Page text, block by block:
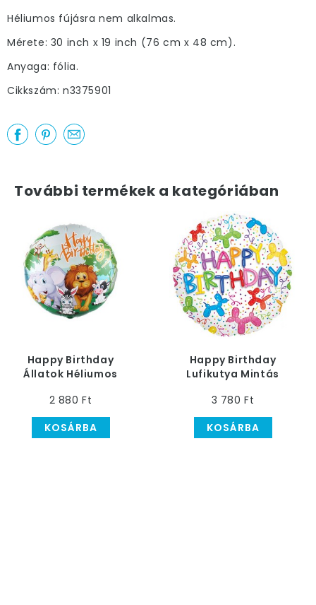
Héliumos fújásra nem alkalmas.
Mérete: 30 inch x 19 inch (76 cm x 48 cm).
Anyaga: fólia.
Cikkszám: n3375901
További termékek a kategóriában
Happy Birthday
Állatok Héliumos
cm
2 880 Ft
KOSÁRBA
Happy Birthday
Lufikutya Mintás
Fólia Lufi, 46 cm
3 780 Ft
KOSÁRBA